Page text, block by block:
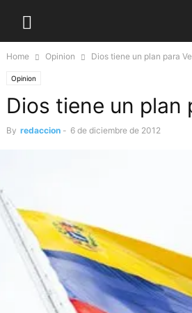
Home Opinion Dios tiene un plan para
Opinion
Dios tiene un plan
By redaccion - 6 de diciembre de 2012